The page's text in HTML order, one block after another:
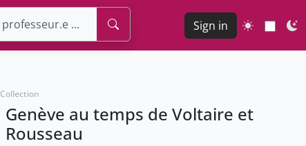
Sign in
Collection
Genève au temps de Voltaire et
Rousseau